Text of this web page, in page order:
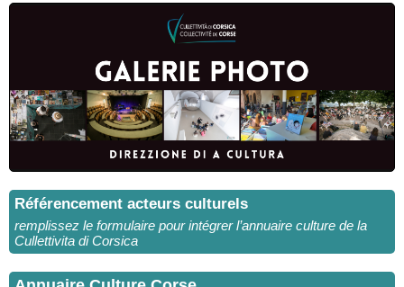
Référencement acteurs culturels
remplissez le formulaire pour intégrer l’annuaire culture de la
Cullettivita di Corsica